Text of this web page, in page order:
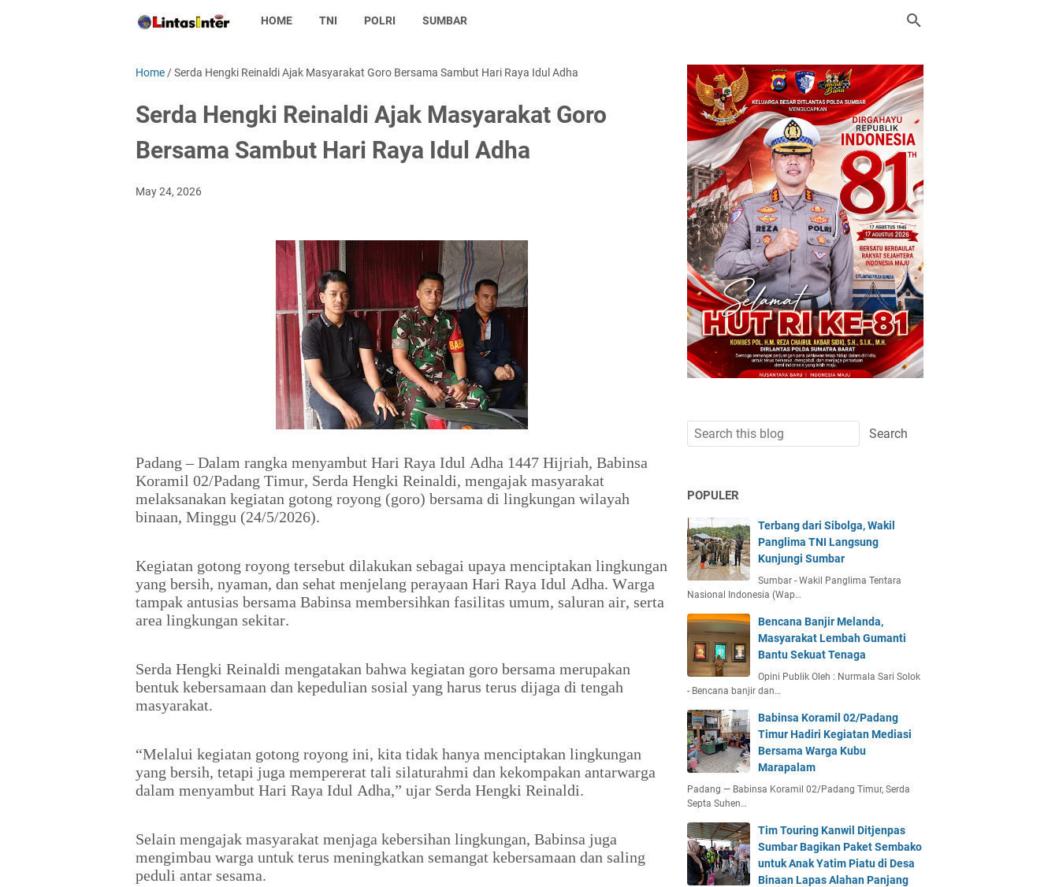
HOME TNI POLRI SUMBAR
Home /Serda Hengki Reinaldi Ajak Masyarakat Goro Bersama Sambut Hari Raya Idul Adha
Serda Hengki Reinaldi Ajak Masyarakat Goro
Bersama Sambut Hari Raya Idul Adha
May 24, 2026
Padang – Dalam rangka menyambut Hari Raya Idul Adha 1447 Hijriah, Babinsa
Koramil 02/Padang Timur, Serda Hengki Reinaldi, mengajak masyarakat
melaksanakan kegiatan gotong royong (goro) bersama di lingkungan wilayah
binaan, Minggu (24/5/2026).
Kegiatan gotong royong tersebut dilakukan sebagai upaya menciptakan lingkungan
yang bersih, nyaman, dan sehat menjelang perayaan Hari Raya Idul Adha. Warga
tampak antusias bersama Babinsa membersihkan fasilitas umum, saluran air, serta
area lingkungan sekitar.
Serda Hengki Reinaldi mengatakan bahwa kegiatan goro bersama merupakan
bentuk kebersamaan dan kepedulian sosial yang harus terus dijaga di tengah
masyarakat.
“Melalui kegiatan gotong royong ini, kita tidak hanya menciptakan lingkungan
yang bersih, tetapi juga mempererat tali silaturahmi dan kekompakan antarwarga
dalam menyambut Hari Raya Idul Adha,” ujar Serda Hengki Reinaldi.
Selain mengajak masyarakat menjaga kebersihan lingkungan, Babinsa juga
mengimbau warga untuk terus meningkatkan semangat kebersamaan dan saling
peduli antar sesama.
POPULER
Terbang dari Sibolga, Wakil
Panglima TNI Langsung
Kunjungi Sumbar
Sumbar - Wakil Panglima Tentara
Nasional Indonesia (Wap…
Bencana Banjir Melanda,
Masyarakat Lembah Gumanti
Bantu Sekuat Tenaga
Opini Publik Oleh : Nurmala Sari Solok
- Bencana banjir dan…
Babinsa Koramil 02/Padang
Timur Hadiri Kegiatan Mediasi
Bersama Warga Kubu
Marapalam
Padang — Babinsa Koramil 02/Padang Timur, Serda
Septa Suhen…
Tim Touring Kanwil Ditjenpas
Sumbar Bagikan Paket Sembako
untuk Anak Yatim Piatu di Desa
Binaan Lapas Alahan Panjang